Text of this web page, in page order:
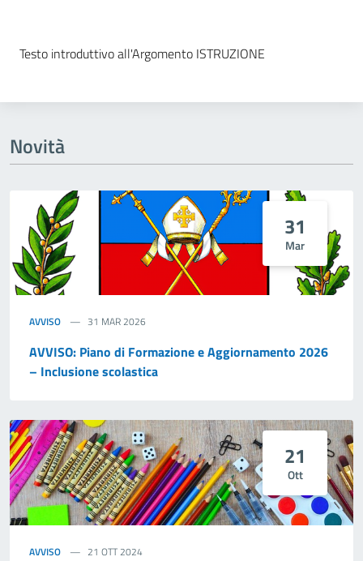
Testo introduttivo all'Argomento ISTRUZIONE
Novità
31
Mar
AVVISO 31 MAR 2026
AVVISO: Piano di Formazione e Aggiornamento 2026
– Inclusione scolastica
21
Ott
AVVISO 21 OTT 2024